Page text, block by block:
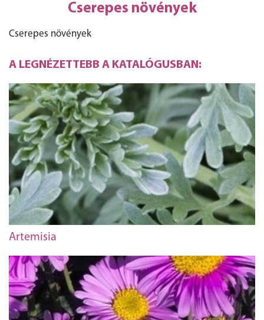
Cserepes növények
Cserepes növények
A LEGNÉZETTEBB A KATALÓGUSBAN:
Artemisia